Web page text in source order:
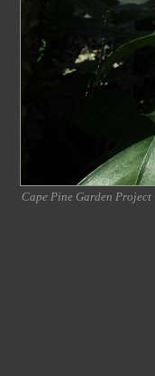
Cape Pine Garden Project